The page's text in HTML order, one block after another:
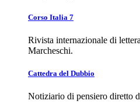
Corso Italia 7
Rivista internazionale di
Marcheschi.
Cattedra del Dubbio
Notiziario di pensiero diretto